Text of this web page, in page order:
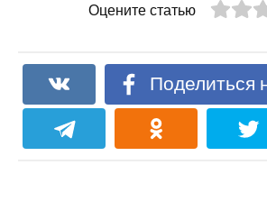
Оцените статью
Поделиться